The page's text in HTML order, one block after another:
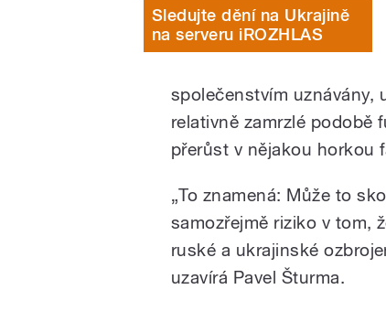
Sledujte dění na Ukrajině
na serveru iROZHLAS
společenstvím uznávány,
relativně zamrzlé podobě
přerůst v nějakou horkou
„To znamená: Může to
samozřejmě riziko v tom,
ruské a ukrajinské
uzavírá Pavel Šturma.